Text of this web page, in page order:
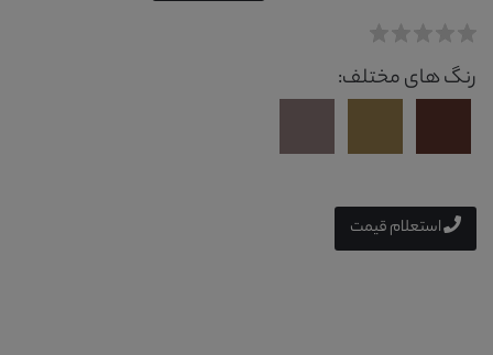
رنگ های مختلف:
استعلام قیمت